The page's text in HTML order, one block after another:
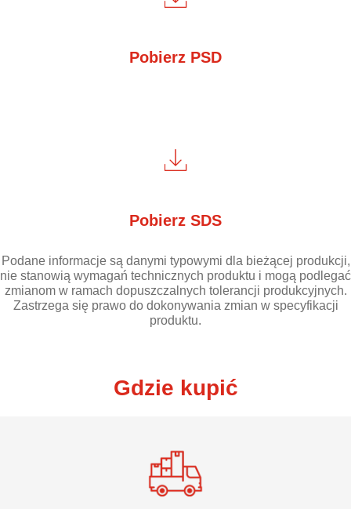
Pobierz PSD
Pobierz SDS
Podane informacje są danymi typowymi dla bieżącej produkcji,
nie stanowią wymagań technicznych produktu i mogą podlegać
zmianom w ramach dopuszczalnych tolerancji produkcyjnych.
Zastrzega się prawo do dokonywania zmian w specyfikacji
produktu.
Gdzie kupić